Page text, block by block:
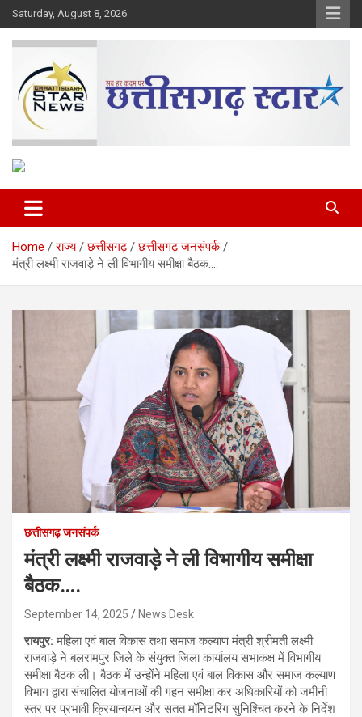
Skip
to
content
Saturday, August 8, 2026
Chhattisgarh Star
Home राज्य छत्तीसगढ़
छत्तीसगढ़ जनसंपर्क
मंत्री लक्ष्मी राजवाड़े ने ली विभागीय समीक्षा बैठक….
छत्तीसगढ़ जनसंपर्क
मंत्री लक्ष्मी राजवाड़े ने ली विभागीय समीक्षा
बैठक….
September 14, 2025 News Desk
रायपुर:महिला एवं बाल विकास तथा समाज कल्याण मंत्री श्रीमती लक्ष्मी
राजवाड़े ने बलरामपुर जिले के संयुक्त जिला कार्यालय सभाकक्ष में विभागीय
समीक्षा बैठक ली। बैठक में उन्होंने महिला एवं बाल विकास और समाज कल्याण
विभाग द्वारा संचालित योजनाओं की गहन समीक्षा कर अधिकारियों को जमीनी
स्तर पर प्रभावी क्रियान्वयन और सतत मॉनिटरिंग सुनिश्चित करने के निर्देश